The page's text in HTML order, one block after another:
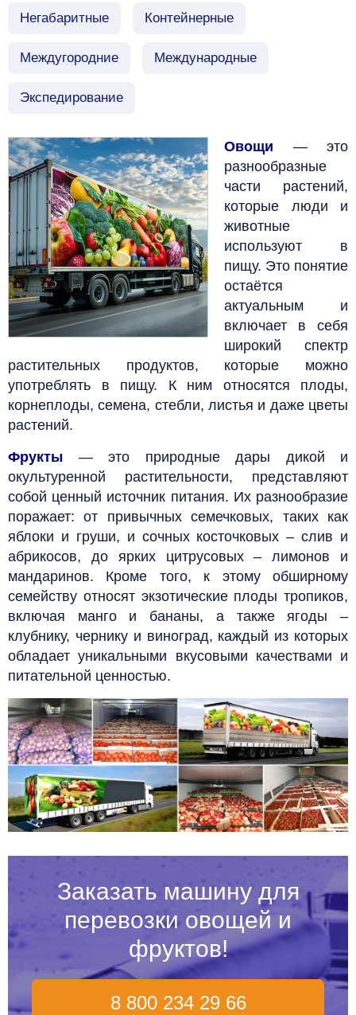
Негабаритные Контейнерные
Междугородние Международные
Экспедирование
Овощи — это
разнообразные
части растений,
которые люди и
животные
используют в
пищу. Это понятие
остаётся
актуальным и
включает в себя
широкий спектр
растительных продуктов, которые можно
употреблять в пищу. К ним относятся плоды,
корнеплоды, семена, стебли, листья и даже цветы
растений.
Фрукты — это природные дары дикой и
окультуренной растительности, представляют
собой ценный источник питания. Их разнообразие
поражает: от привычных семечковых, таких как
яблоки и груши, и сочных косточковых – слив и
абрикосов, до ярких цитрусовых – лимонов и
мандаринов. Кроме того, к этому обширному
семейству относят экзотические плоды тропиков,
включая манго и бананы, а также ягоды –
клубнику, чернику и виноград, каждый из которых
обладает уникальными вкусовыми качествами и
питательной ценностью.
Заказать машину для
перевозки овощей и
фруктов!
8 800 234 29 66